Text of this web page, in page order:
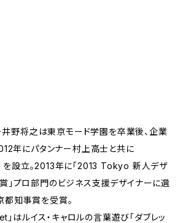
野将之は東京モード学園を卒業後、企業
年にパタンナー村上高士と共に
を設立。2013年に「2013 Tokyo 新人デザ
」プロ部門のビジネス支援デザイナーに選
都知事賞を受賞。
はルイス・キャロルの言葉遊び「ダブレッ